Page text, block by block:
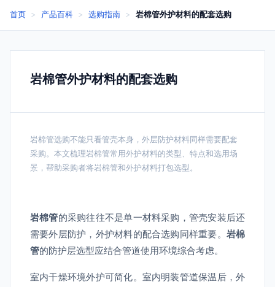
首页 > 产品百科 > 选购指南 > 岩棉管外护材料的配套选购
岩棉管外护材料的配套选购
岩棉管选购不能只看管壳本身，外层防护材料同样需要配套
采购。本文梳理岩棉管常用外护材料的类型、特点和选用场
景，帮助采购者将岩棉管和外护材料打包选型。
岩棉管的采购往往不是单一材料采购，管壳安装后还
需要外层防护，外护材料的配合选购同样重要。 岩棉
管的防护层选型应结合管道使用环境综合考虑。
室内干燥环境外护可简化。室内明装管道保温后，外